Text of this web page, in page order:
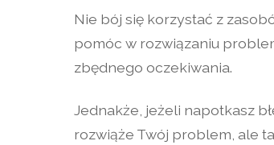
Nie bój się korzystać z
pomóc w rozwiązaniu
zbędnego oczekiwania.
Jednakże, jeżeli napotkasz
rozwiąże Twój problem, ale